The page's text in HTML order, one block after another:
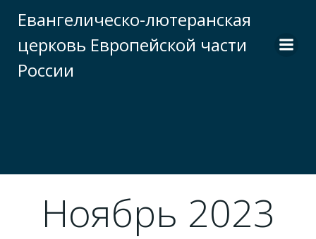
к
содержимому
Евангелическо-лютеранская
церковь Европейской части
России
Ноябрь 2023